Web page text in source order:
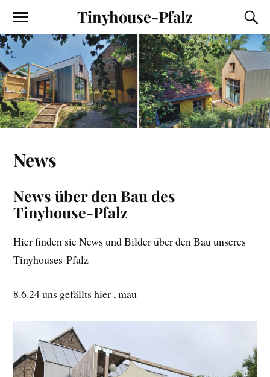
Tinyhouse-Pfalz
News
News über den Bau des
Tinyhouse-Pfalz
Hier finden sie News und Bilder über den Bau unseres
Tinyhouses-Pfalz
8.6.24 uns gefällts hier , mau